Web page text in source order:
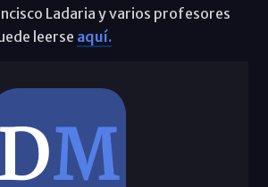
Ladaria y varios profesores
leerse aquí.